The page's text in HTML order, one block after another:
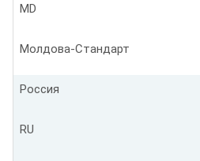
MD
Молдова-Стандарт
Россия
RU